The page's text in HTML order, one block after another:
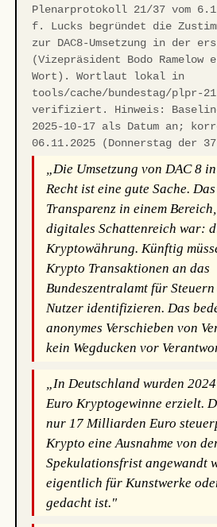
Plenarprotokoll 21/37 vom
f. Lucks begründet die
zur DAC8-Umsetzung in der
(Vizepräsident Bodo
Wort). Wortlaut lokal in
tools/cache/bundestag/plpr-
verifiziert. Hinweis:
2025-10-17 als Datum an;
06.11.2025 (Donnerstag der
„Die Umsetzung von DAC 8
Recht ist eine gute Sache.
Transparenz in einem
digitales Schattenreich war:
Kryptowährung. Künftig
Krypto Transaktionen an das
Bundeszentralamt für
Nutzer identifizieren. Das
anonymes Verschieben von
kein Wegducken vor
„In Deutschland wurden
Euro Kryptogewinne erzielt.
nur 17 Milliarden Euro
Krypto eine Ausnahme von
Spekulationsfrist angewandt
eigentlich für Kunstwerke
gedacht ist."